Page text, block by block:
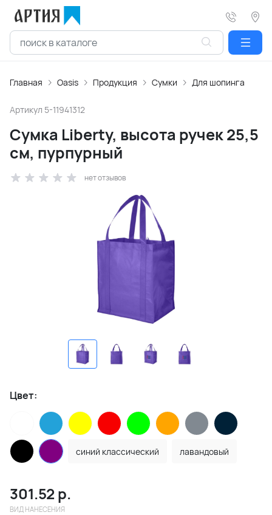
Главная Oasis Продукция Сумки Для шопинга
Артикул 5-11941312
Сумка Liberty, высота ручек 25,5
см, пурпурный
нет отзывов
Цвет:
синий классический лавандовый
301.52 р.
ВИД НАНЕСЕНИЯ